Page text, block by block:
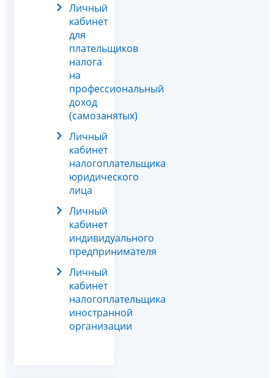
Личный
кабинет
для
плательщиков
налога
на
профессиональный
доход
(самозанятых)
Личный
кабинет
налогоплательщика
юридического
лица
Личный
кабинет
индивидуального
предпринимателя
Личный
кабинет
налогоплательщика
иностранной
организации